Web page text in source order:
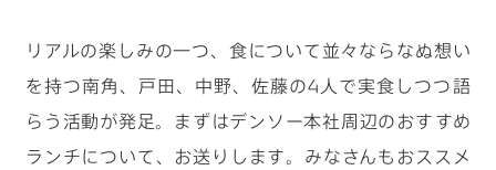
リアルの楽しみの一つ、食について並々ならなぬ想い
を持つ南角、戸田、中野、佐藤の4人で実食しつつ語
らう活動が発足。まずはデンソー本社周辺のおすすめ
ランチについて、お送りします。みなさんもおススメ